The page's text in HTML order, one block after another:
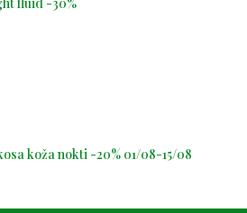
koža nokti -20% 01/08-15/08